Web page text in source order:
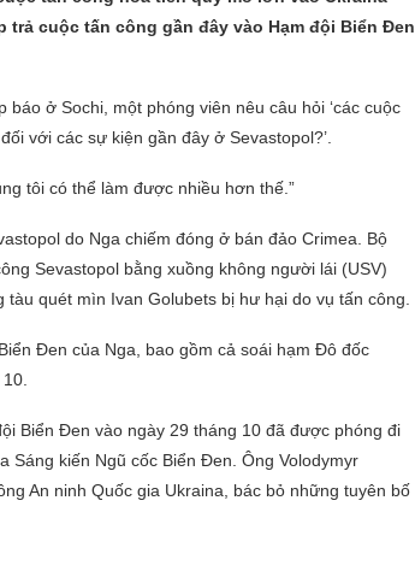
trả cuộc tấn công gần đây vào Hạm đội Biển Đen
báo ở Sochi, một phóng viên nêu câu hỏi ‘các cuộc
với các sự kiện gần đây ở Sevastopol?’.
tôi có thể làm được nhiều hơn thế.”
do Nga chiếm đóng ở bán đảo Crimea. Bộ
Sevastopol bằng xuồng không người lái (USV)
quét mìn Ivan Golubets bị hư hại do vụ tấn công.
Đen của Nga, bao gồm cả soái hạm Đô đốc
Biển Đen vào ngày 29 tháng 10 đã được phóng đi
kiến ​​Ngũ cốc Biển Đen. Ông Volodymyr
An ninh Quốc gia Ukraina, bác bỏ những tuyên bố